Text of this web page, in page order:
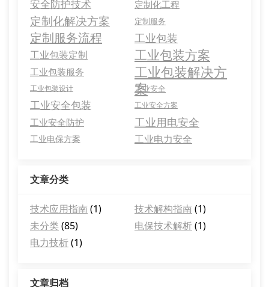
安全防护技术 定制化工程
定制化解决方案 定制服务
定制服务流程 工业包装
工业包装定制 工业包装方案
工业包装服务
工业包装解决方
案
工业包装设计 工业安全
工业安全包装 工业安全方案
工业安全防护 工业用电安全
工业电保方案 工业电力安全
文章分类
技术应用指南(1) 技术解构指南(1)
未分类(85) 电保技术解析(1)
电力技析(1)
文章归档